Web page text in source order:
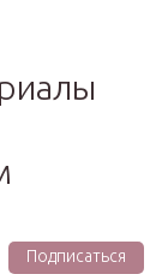
Подписаться